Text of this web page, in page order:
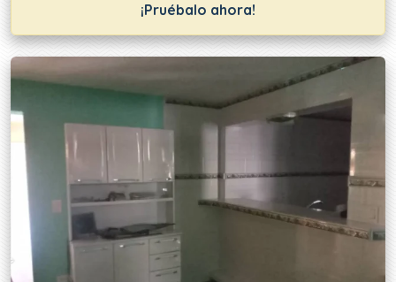
¡Pruébalo ahora!
Ofertas disponibles